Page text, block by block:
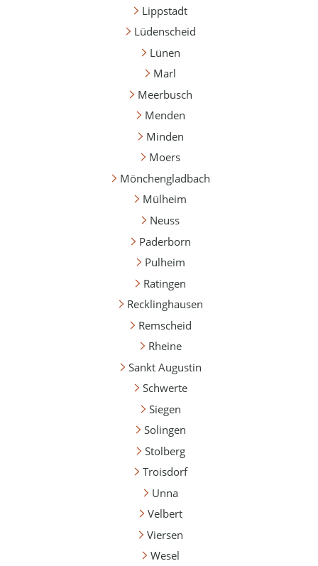
Lippstadt
Lüdenscheid
Lünen
Marl
Meerbusch
Menden
Minden
Moers
Mönchengladbach
Mülheim
Neuss
Paderborn
Pulheim
Ratingen
Recklinghausen
Remscheid
Rheine
Sankt Augustin
Schwerte
Siegen
Solingen
Stolberg
Troisdorf
Unna
Velbert
Viersen
Wesel